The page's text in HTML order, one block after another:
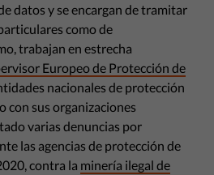
datos y se encargan de tramitar
como de
trabajan en estrecha
Europeo de Protección de
nacionales de protección
con sus organizaciones
varias denuncias por
las agencias de protección de
contra la minería ilegal de